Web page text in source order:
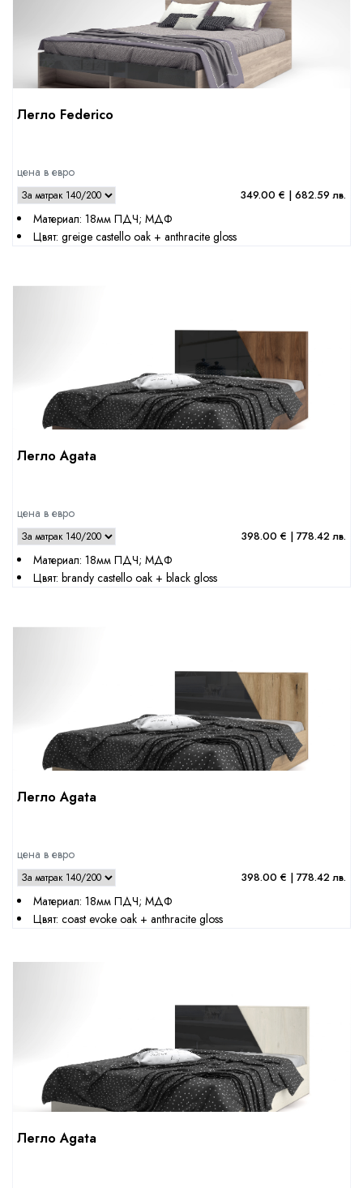
Легло Federico
цена в евро
349.00 € | 682.59 лв.
Материал: 18мм ПДЧ; МДФ
Цвят: greige castello oak + anthracite gloss
Легло Agata
цена в евро
398.00 € | 778.42 лв.
Материал: 18мм ПДЧ; МДФ
Цвят: brandy castello oak + black gloss
Легло Agata
цена в евро
398.00 € | 778.42 лв.
Материал: 18мм ПДЧ; МДФ
Цвят: coast evoke oak + anthracite gloss
Легло Agata